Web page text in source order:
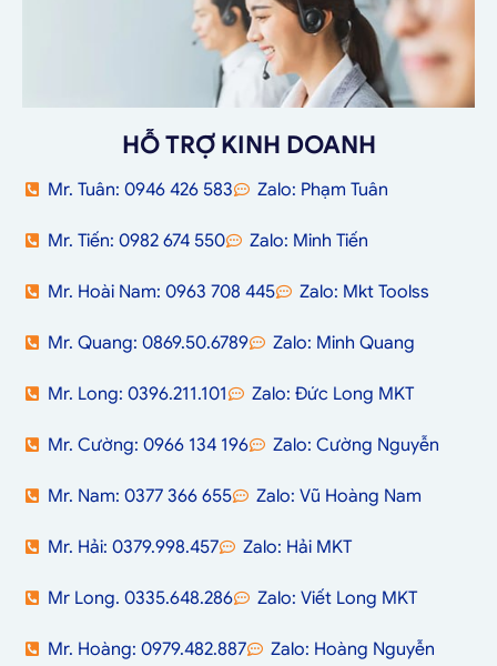
HỖ TRỢ KINH DOANH
Mr. Tuân: 0946 426 583 Zalo: Phạm Tuân
Mr. Tiến: 0982 674 550 Zalo: Minh Tiến
Mr. Hoài Nam: 0963 708 445 Zalo: Mkt Toolss
Mr. Quang: 0869.50.6789 Zalo: Minh Quang
Mr. Long: 0396.211.101 Zalo: Đức Long MKT
Mr. Cường: 0966 134 196 Zalo: Cường Nguyễn
Mr. Nam: 0377 366 655 Zalo: Vũ Hoàng Nam
Mr. Hải: 0379.998.457 Zalo: Hải MKT
Mr Long. 0335.648.286 Zalo: Viết Long MKT
Mr. Hoàng: 0979.482.887 Zalo: Hoàng Nguyễn